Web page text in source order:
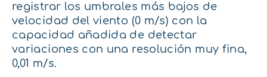
registrar los umbrales más bajos de
velocidad del viento (0 m/s) con la
capacidad añadida de detectar
variaciones con una resolución muy fina,
0,01 m/s.